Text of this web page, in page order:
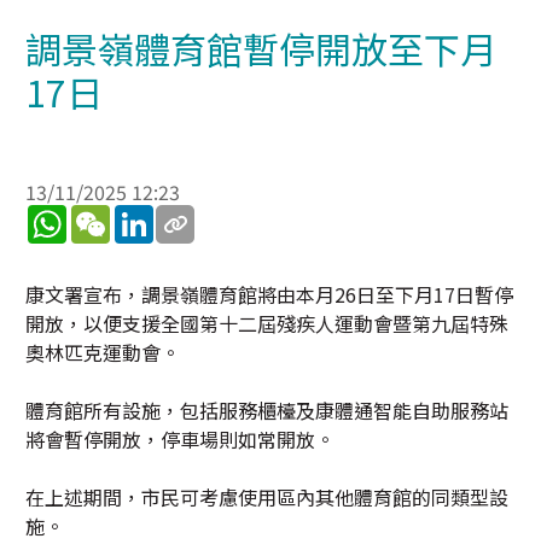
調景嶺體育館暫停開放至下月
17日
13/11/2025 12:23
WhatsApp
WeChatLinkedIn
康文署宣布，調景嶺體育館將由本月26日至下月17日暫停
開放，以便支援全國第十二屆殘疾人運動會暨第九屆特殊
奧林匹克運動會。
體育館所有設施，包括服務櫃檯及康體通智能自助服務站
將會暫停開放，停車場則如常開放。
在上述期間，市民可考慮使用區內其他體育館的同類型設
施。